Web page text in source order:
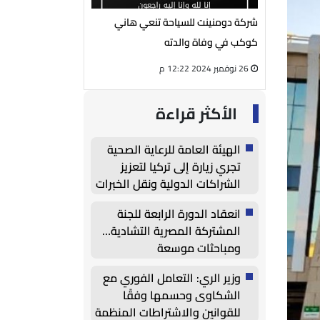
الفار
محمود
شركة دومنينت للسياحة تنعي هاني
كوكب في وفاة والدته
الأكثر قراءة
الهيئة العامة للرعاية الصحية
تجري زيارة إلى تركيا لتعزيز
الشراكات الدولية ونقل الخبرات
انعقاد الدورة الرابعة للجنة
المشتركة المصرية التشادية…
ومباحثات موسعة
وزير الري: التعامل الفوري مع
الشكاوى وحسمها وفقًا
للقوانين والاشتراطات المنظمة